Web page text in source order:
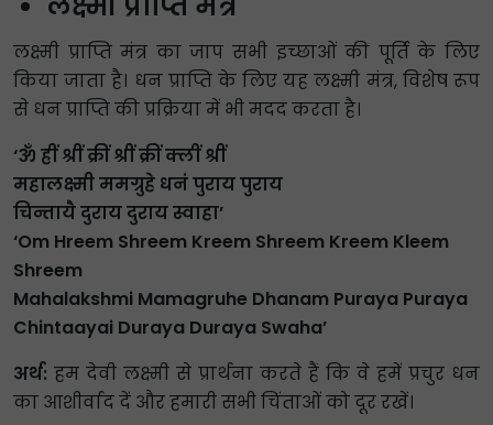
लक्ष्मी प्राप्ति मंत्र का जाप सभी इच्छाओं की पूर्ति के लिए
किया जाता है। धन प्राप्ति के लिए यह लक्ष्मी मंत्र, विशेष रूप
से धन प्राप्ति की प्रक्रिया में भी मदद करता है।
‘ॐ ह्रीं श्रीं क्रीं श्रीं क्रीं क्लीं श्रीं
महालक्ष्मी ममग्रुहे धनं पुराय पुराय
चिन्तायै दुराय दुराय स्वाहा’
‘Om Hreem Shreem Kreem Shreem Kreem Kleem
Shreem
Mahalakshmi Mamagruhe Dhanam Puraya Puraya
Chintaayai Duraya Duraya Swaha’
अर्थ: हम देवी लक्ष्मी से प्रार्थना करते हैं कि वे हमें प्रचुर धन
का आशीर्वाद दें और हमारी सभी चिंताओं को दूर रखें।